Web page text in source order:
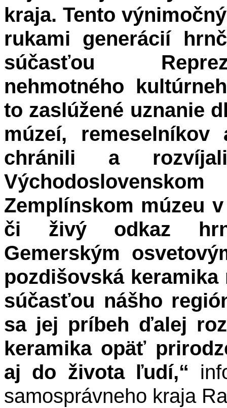
kraja. Tento
rukami generácií
súčasťou
nehmotného
to zaslúžené uznanie
múzeí,
chránili a
Zemplínskom múzeu
či živý odkaz
Gemerským
pozdišovská
súčasťou nášho
sa jej príbeh ďalej
keramika opäť
aj do života ľudí,“
samosprávneho kraja